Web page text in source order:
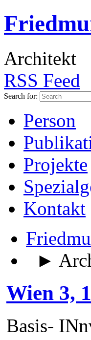
Architekt
RSS Feed
Search for:
Person
Projekte
Kontakt
►
Wien 3,
Basis-